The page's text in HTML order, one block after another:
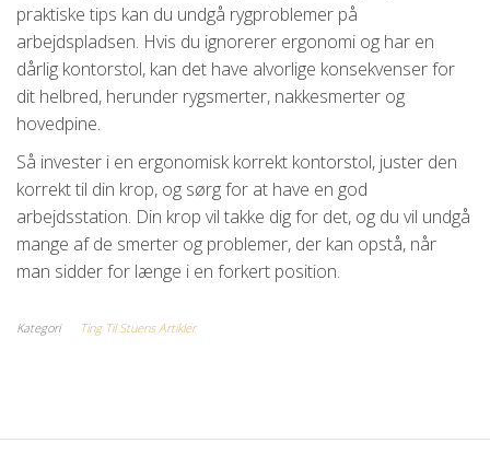
praktiske tips kan du undgå rygproblemer på
arbejdspladsen. Hvis du ignorerer ergonomi og har en
dårlig kontorstol, kan det have alvorlige konsekvenser for
dit helbred, herunder rygsmerter, nakkesmerter og
hovedpine.
Så invester i en ergonomisk korrekt kontorstol, juster den
korrekt til din krop, og sørg for at have en god
arbejdsstation. Din krop vil takke dig for det, og du vil undgå
mange af de smerter og problemer, der kan opstå, når
man sidder for længe i en forkert position.
Kategori Ting Til Stuens Artikler